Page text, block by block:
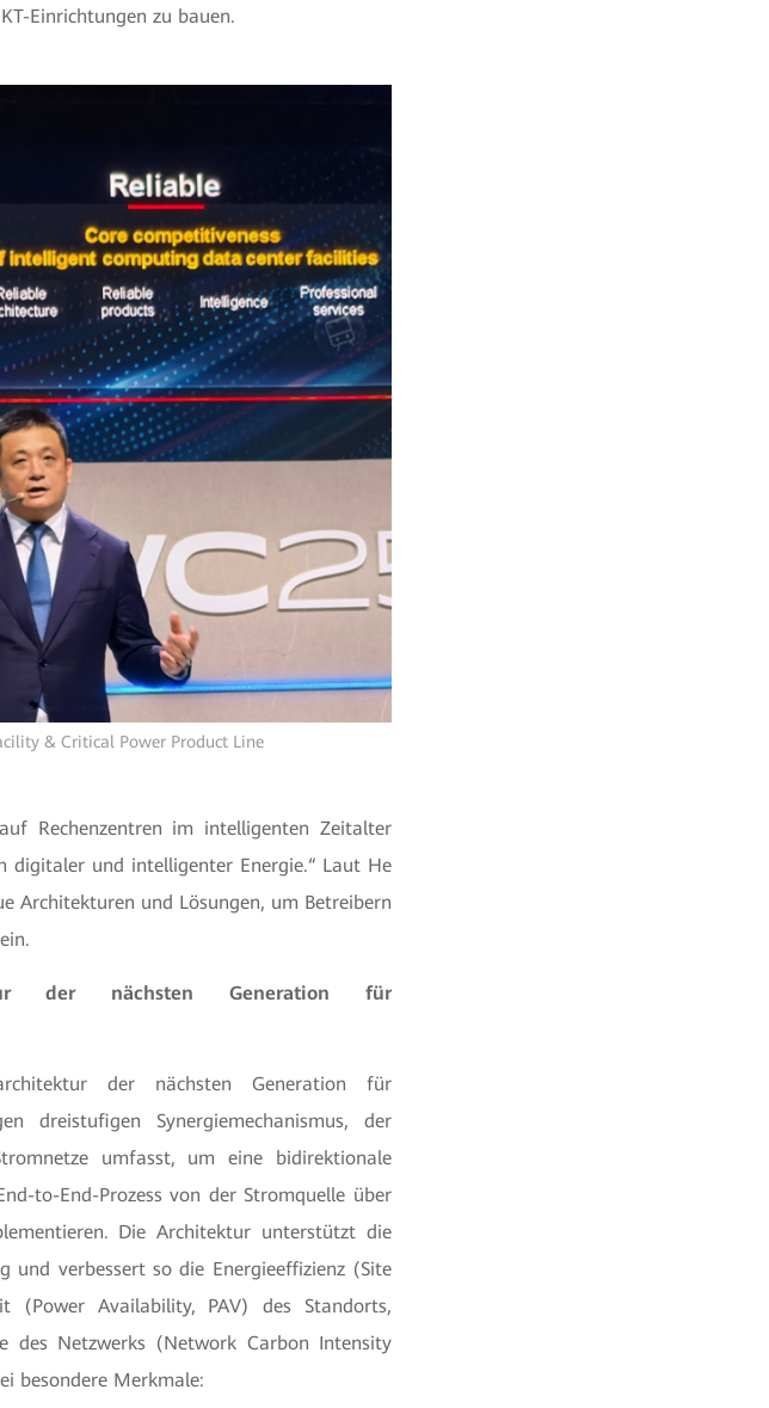
Einrichtungen zu bauen.
& Critical Power Product Line
Rechenzentren im intelligenten Zeitalter
digitaler und intelligenter Energie.“ Laut He
Architekturen und Lösungen, um Betreibern
der nächsten Generation für
der nächsten Generation für
dreistufigen Synergiemechanismus, der
umfasst, um eine bidirektionale
to-End-Prozess von der Stromquelle über
Die Architektur unterstützt die
und verbessert so die Energieeffizienz (Site
(Power Availability, PAV) des Standorts,
des Netzwerks (Network Carbon Intensity
besondere Merkmale: